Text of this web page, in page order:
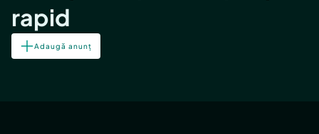
rapid
Adaugă anunț